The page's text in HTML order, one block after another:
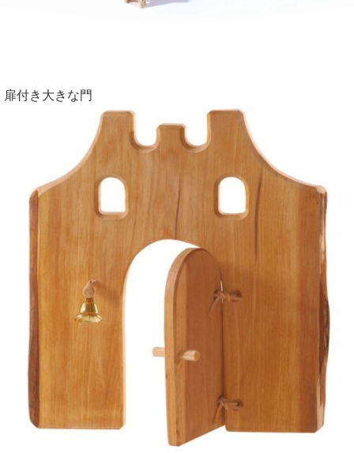
扉付き大きな門